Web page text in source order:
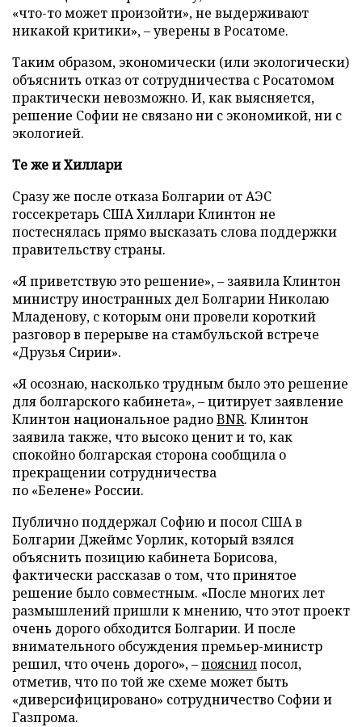
«что-то может произойти», не выдерживают
никакой критики», – уверены в Росатоме.
Таким образом, экономически (или экологически)
объяснить отказ от сотрудничества с Росатомом
практически невозможно. И, как выясняется,
решение Софии не связано ни с экономикой, ни с
экологией.
Те же и Хиллари
Сразу же после отказа Болгарии от АЭС
госсекретарь США Хиллари Клинтон не
постеснялась прямо высказать слова поддержки
правительству страны.
«Я приветствую это решение», – заявила Клинтон
министру иностранных дел Болгарии Николаю
Младенову, с которым они провели короткий
разговор в перерыве на стамбульской встрече
«Друзья Сирии».
«Я осознаю, насколько трудным было это решение
для болгарского кабинета», – цитирует заявление
Клинтон национальное радиоBNR. Клинтон
заявила также, что высоко ценит и то, как
спокойно болгарская сторона сообщила о
прекращении сотрудничества
по «Белене» России.
Публично поддержал Софию и посол США в
Болгарии Джеймс Уорлик, который взялся
объяснить позицию кабинета Борисова,
фактически рассказав о том, что принятое
решение было совместным. «После многих лет
размышлений пришли к мнению, что этот проект
очень дорого обходится Болгарии. И после
внимательного обсуждения премьер-министр
решил, что очень дорого», –пояснилпосол,
отметив, что по той же схеме может быть
«диверсифицировано» сотрудничество Софии и
Газпрома.